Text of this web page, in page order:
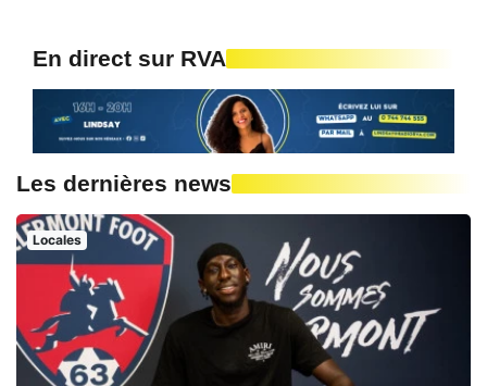
En direct sur RVA
Les dernières news
Locales